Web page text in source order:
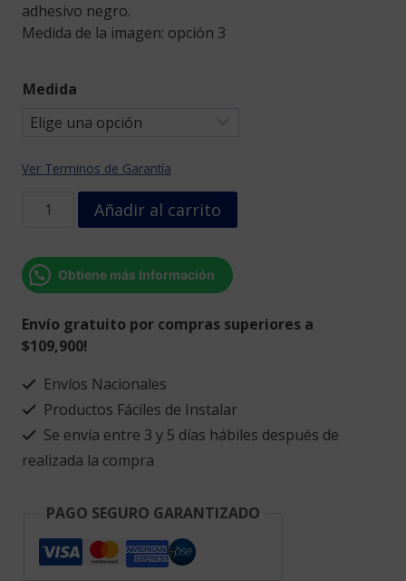
adhesivo negro.
Medida de la imagen: opción 3
Medida
Ver Terminos de Garantía
Torre
cantidad
Añadir al carrito
Obtiene más Información
Envío gratuito por compras superiores a
$109,900!
Envíos Nacionales
Productos Fáciles de Instalar
Se envía entre 3 y 5 días hábiles después de
realizada la compra
PAGO SEGURO GARANTIZADO